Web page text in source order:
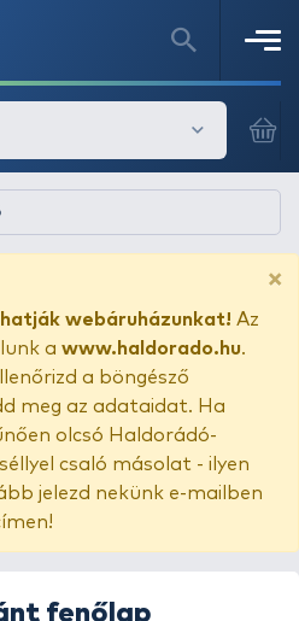
×
webáruházunkat! Az
a www.haldorado.hu.
a böngésző
meg az adataidat. Ha
olcsó Haldorádó-
csaló másolat - ilyen
jelezd nekünk e-mailben
fenőlap